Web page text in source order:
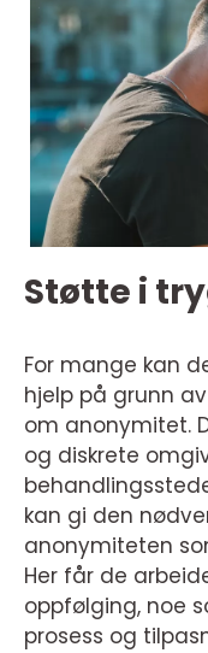
Støtte i
For mange kan
hjelp på grunn
om anonymitet.
og diskrete
kan gi den
anonymiteten
Her får de
oppfølging, noe
prosess og